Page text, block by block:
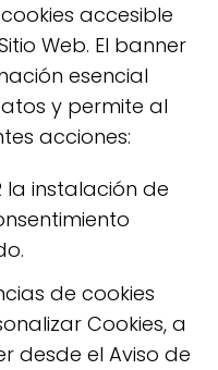
accesible
Web. El banner
esencial
y permite al
acciones:
la instalación de
de cookies
Cookies, a
desde el Aviso de